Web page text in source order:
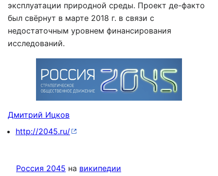
эксплуатации природной среды. Проект де-факто
был свёрнут в марте 2018 г. в связи с
недостаточным уровнем финансирования
исследований.
Дмитрий Ицков
http://2045.ru/
Россия 2045 на википедии